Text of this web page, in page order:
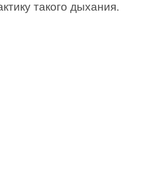
такого дыхания.